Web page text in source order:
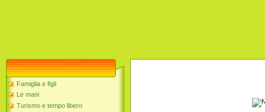
Famiglia e figli
Le mani
Turismo e tempo libero